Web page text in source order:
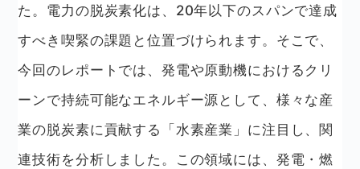
た。電力の脱炭素化は、20年以下のスパンで達成
すべき喫緊の課題と位置づけられます。そこで、
今回のレポートでは、発電や原動機におけるクリ
ーンで持続可能なエネルギー源として、様々な産
業の脱炭素に貢献する「水素産業」に注目し、関
連技術を分析しました。この領域には、発電・燃